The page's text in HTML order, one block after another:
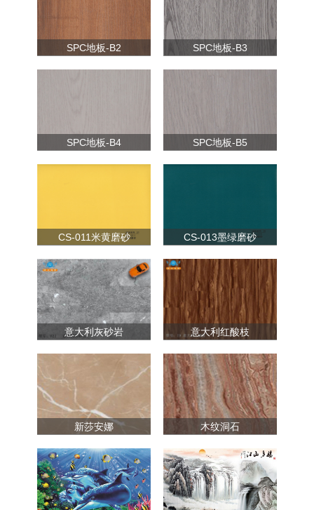
SPC地板-B2 SPC地板-B3
SPC地板-B4 SPC地板-B5
CS-011米黄磨砂 CS-013墨绿磨砂
意大利灰砂岩 意大利红酸枝
新莎安娜 木纹洞石